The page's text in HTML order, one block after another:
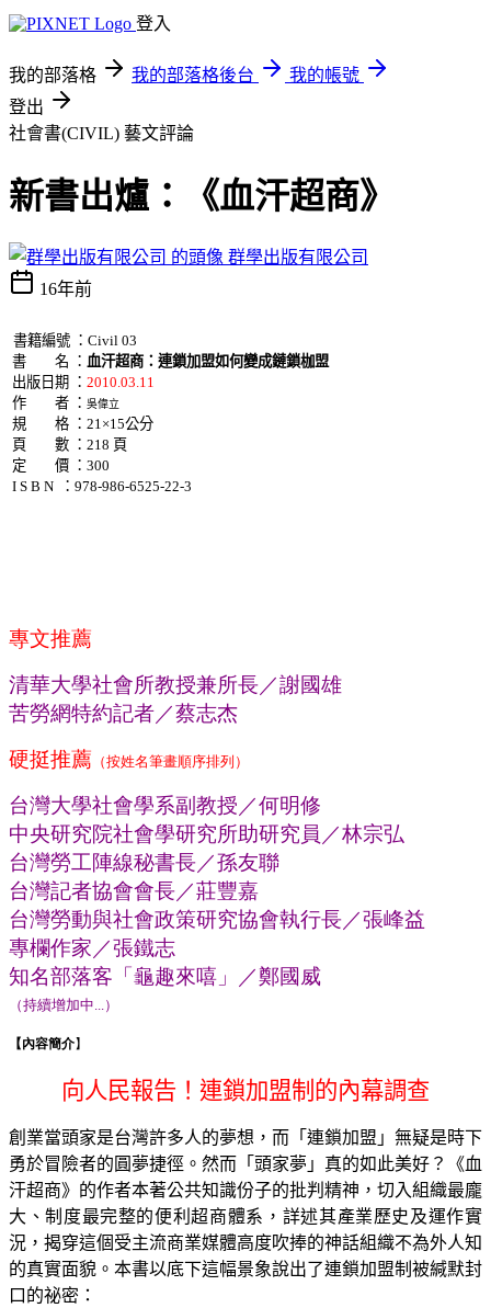
登入
我的部落格 我的部落格後台
我的帳號
登出
社會書(CIVIL) 藝文評論
新書出爐：《血汗超商》
群學出版有限公司
16年前
書籍編號 ：Civil 03
書 名 ： 血汗超商：連鎖加盟如何變成鏈鎖枷盟
出版日期 ： 2010.03.11
作 者 ： 吳偉立
規 格 ： 21 ×15公分
頁 數 ：218 頁
定 價 ：300
I S B N ： 978-986-6525-22-3
專文推薦
清華大學社會所教授兼所長／謝國雄
苦勞網特約記者／蔡志杰
硬挺推薦 （按姓名筆畫順序排列）
台灣大學社會學系副教授／何明修
中央研究院社會學研究所助研究員／林宗弘
台灣勞工陣線秘書長／孫友聯
台灣記者協會會長／莊豐嘉
台灣勞動與社會政策研究協會執行長／張峰益
專欄作家／張鐵志
知名部落客「龜趣來嘻」／鄭國威
（持續增加中...）
【內容簡介】
向人民報告！連鎖加盟制的內幕調查
創業當頭家是台灣許多人的夢想，而「連鎖加盟」無疑是時下
勇於冒險者的圓夢捷徑。然而「頭家夢」真的如此美好？《血
汗超商》的作者本著公共知識份子的批判精神，切入組織最龐
大、制度最完整的便利超商體系，詳述其產業歷史及運作實
況，揭穿這個受主流商業媒體高度吹捧的神話組織不為外人知
的真實面貌。本書以底下這幅景象說出了連鎖加盟制被緘默封
口的祕密：